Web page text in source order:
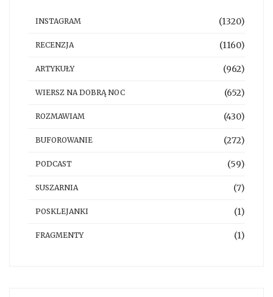
INSTAGRAM (1320)
RECENZJA (1160)
ARTYKUŁY (962)
WIERSZ NA DOBRĄ NOC (652)
ROZMAWIAM (430)
BUFOROWANIE (272)
PODCAST (59)
SUSZARNIA (7)
POSKLEJANKI (1)
FRAGMENTY (1)